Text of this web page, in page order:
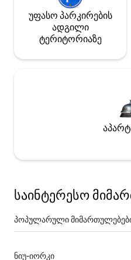
უფასო პარკირების
ადგილი
ტერიტორიაზე
საინტერესო
პოპულარული
ნიუ-იორკი